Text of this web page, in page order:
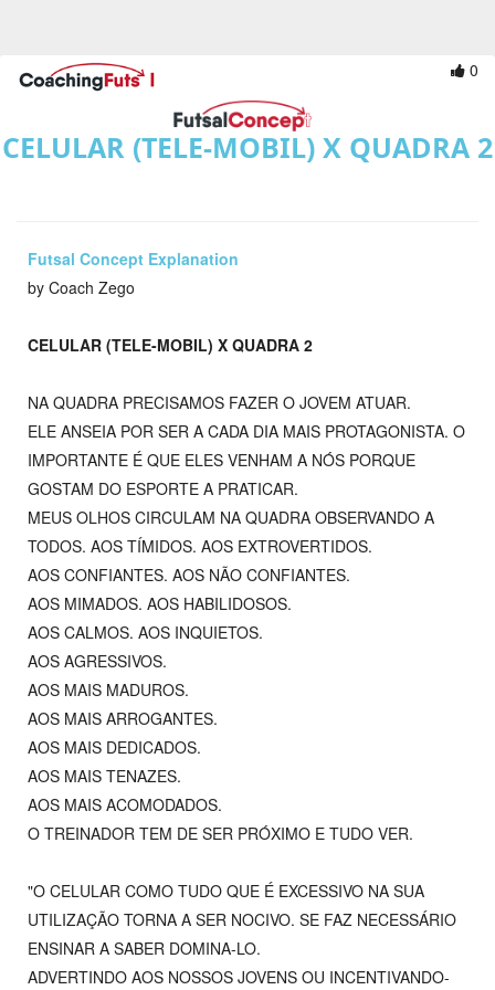
0
CELULAR (TELE-MOBIL) X QUADRA 2
Futsal Concept Explanation
by Coach Zego
CELULAR (TELE-MOBIL) X QUADRA 2
NA QUADRA PRECISAMOS FAZER O JOVEM ATUAR.
ELE ANSEIA POR SER A CADA DIA MAIS PROTAGONISTA. O
IMPORTANTE É QUE ELES VENHAM A NÓS PORQUE
GOSTAM DO ESPORTE A PRATICAR.
MEUS OLHOS CIRCULAM NA QUADRA OBSERVANDO A
TODOS. AOS TÍMIDOS. AOS EXTROVERTIDOS.
AOS CONFIANTES. AOS NÃO CONFIANTES.
AOS MIMADOS. AOS HABILIDOSOS.
AOS CALMOS. AOS INQUIETOS.
AOS AGRESSIVOS.
AOS MAIS MADUROS.
AOS MAIS ARROGANTES.
AOS MAIS DEDICADOS.
AOS MAIS TENAZES.
AOS MAIS ACOMODADOS.
O TREINADOR TEM DE SER PRÓXIMO E TUDO VER.
"O CELULAR COMO TUDO QUE É EXCESSIVO NA SUA
UTILIZAÇÃO TORNA A SER NOCIVO. SE FAZ NECESSÁRIO
ENSINAR A SABER DOMINA-LO.
ADVERTINDO AOS NOSSOS JOVENS OU INCENTIVANDO-